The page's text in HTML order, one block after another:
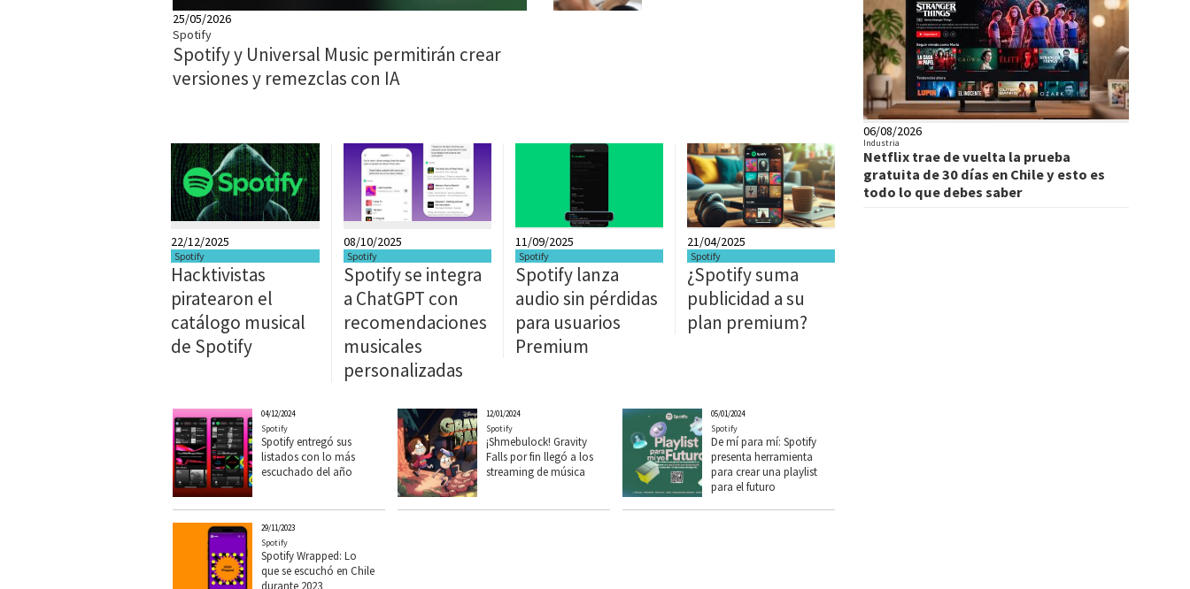
25/05/2026
Spotify
Spotify y Universal Music permitirán crear
versiones y remezclas con IA
22/12/2025
Spotify
Hacktivistas
piratearon el
catálogo musical
de Spotify
08/10/2025
Spotify
Spotify se integra
a ChatGPT con
recomendaciones
musicales
personalizadas
11/09/2025
Spotify
Spotify lanza
audio sin pérdidas
para usuarios
Premium
21/04/2025
Spotify
¿Spotify suma
publicidad a su
plan premium?
04/12/2024
Spotify
Spotify entregó sus
listados con lo más
escuchado del año
12/01/2024
Spotify
¡Shmebulock! Gravity
Falls por fin llegó a los
streaming de música
05/01/2024
Spotify
De mí para mí: Spotify
presenta herramienta
para crear una playlist
para el futuro
29/11/2023
Spotify
Spotify Wrapped: Lo
que se escuchó en Chile
durante 2023
06/08/2026
Industria
Netflix trae de vuelta la prueba
gratuita de 30 días en Chile y esto es
todo lo que debes saber